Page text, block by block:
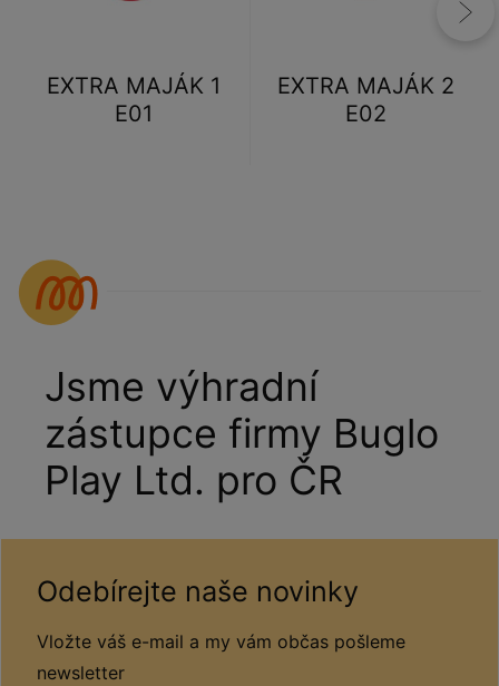
EXTRA MAJÁK 1
E01
EXTRA MAJÁK 2
E02
Jsme výhradní
zástupce firmy Buglo
Play Ltd. pro ČR
Odebírejte naše novinky
Vložte váš e-mail a my vám občas pošleme
newsletter